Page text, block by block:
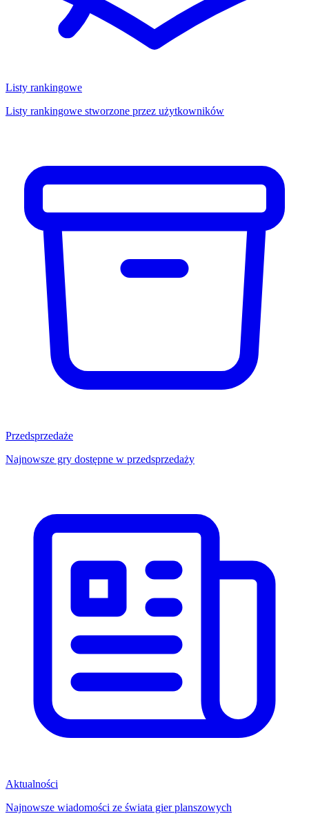
Listy rankingowe
Listy rankingowe stworzone przez użytkowników
Przedsprzedaże
Najnowsze gry dostępne w przedsprzedaży
Aktualności
Najnowsze wiadomości ze świata gier planszowych